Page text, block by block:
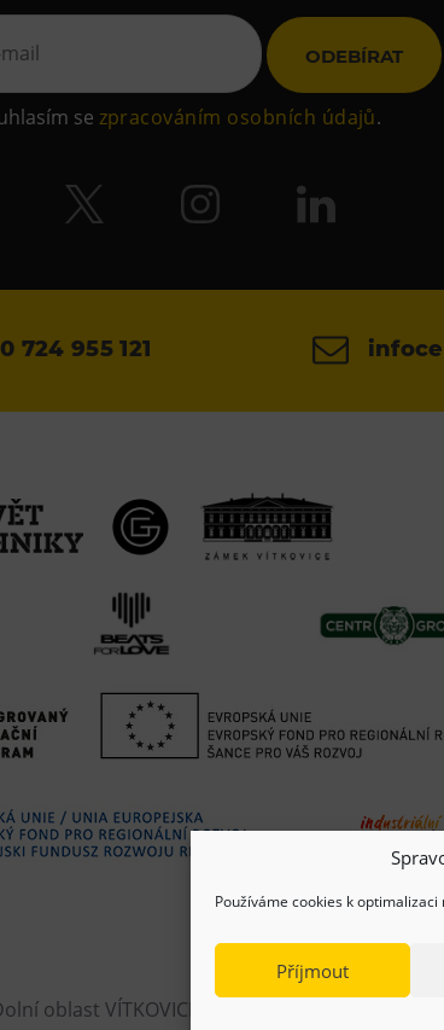
Používáme cookies k
Příjmout
ODEBÍRAT
se zpracováním osobních údajů.
724 955 121
oblast VÍTKOVICE, z.s.